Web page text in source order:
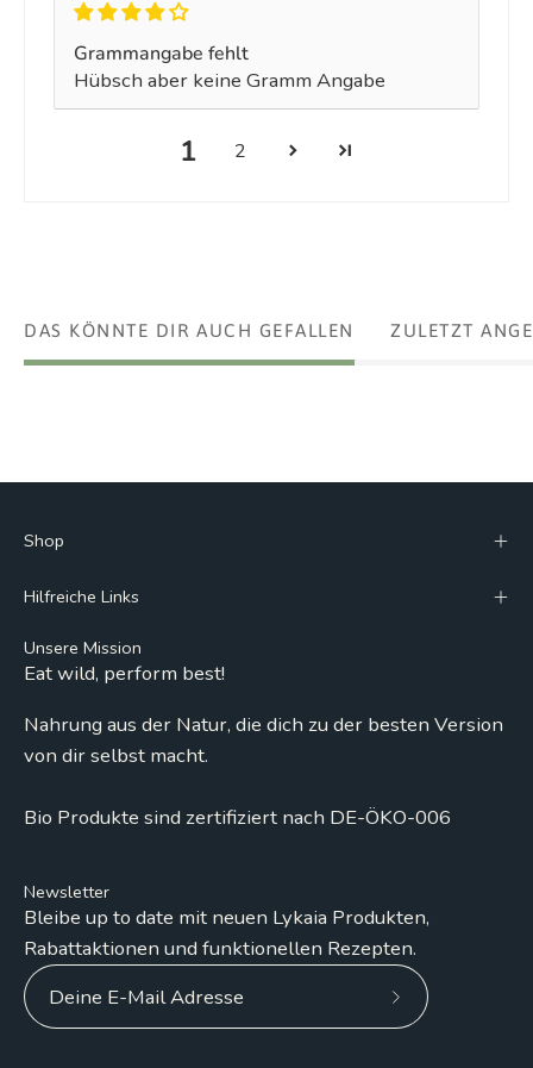
Grammangabe fehlt
Hübsch aber keine Gramm Angabe
1 2
DAS KÖNNTE DIR AUCH GEFALLEN ZULETZT
Shop
Hilfreiche Links
Unsere Mission
Eat wild, perform best!
Nahrung aus der Natur, die dich zu der besten Version
von dir selbst macht.
Bio Produkte sind zertifiziert nach DE-ÖKO-006
Newsletter
Bleibe up to date mit neuen Lykaia Produkten,
Rabattaktionen und funktionellen Rezepten.
Abonniere